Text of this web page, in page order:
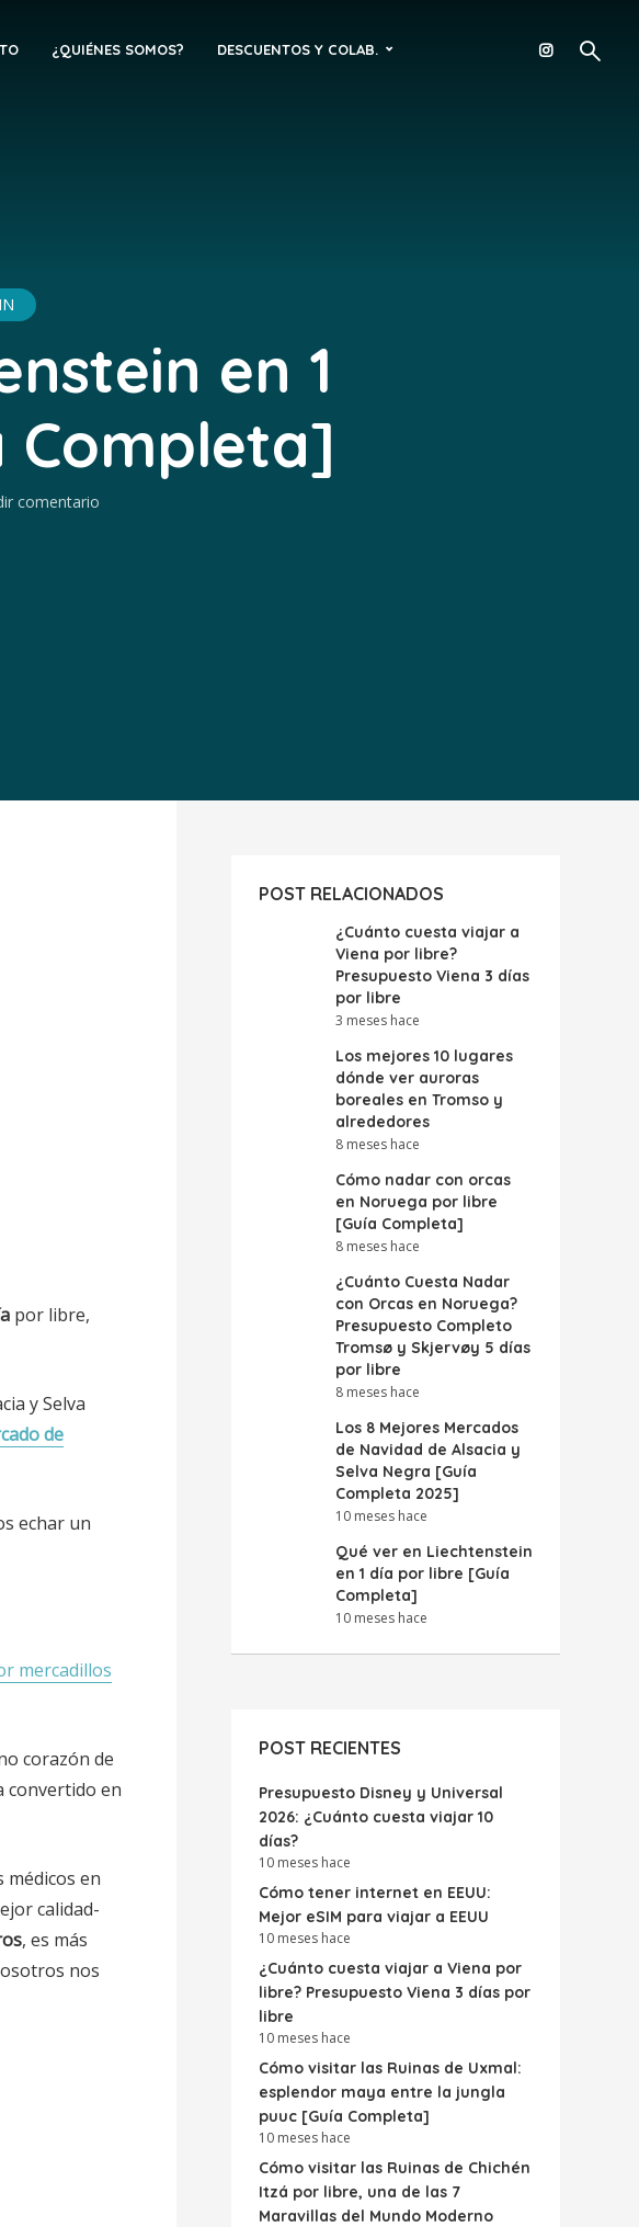
¿QUIÉNES SOMOS? DESCUENTOS Y COLAB.
en 1
Completa]
comentario
por libre,
y Selva
de
echar un
mercadillos
corazón de
convertido en
médicos en
calidad-
, es más
nos
POST RELACIONADOS
¿Cuánto cuesta viajar a
Viena por libre?
Presupuesto Viena 3 días
por libre
3 meses hace
Los mejores 10 lugares
dónde ver auroras
boreales en Tromso y
alrededores
8 meses hace
Cómo nadar con orcas
en Noruega por libre
[Guía Completa]
8 meses hace
¿Cuánto Cuesta Nadar
con Orcas en Noruega?
Presupuesto Completo
Tromsø y Skjervøy 5 días
por libre
8 meses hace
Los 8 Mejores Mercados
de Navidad de Alsacia y
Selva Negra [Guía
Completa 2025]
10 meses hace
Qué ver en Liechtenstein
en 1 día por libre [Guía
Completa]
10 meses hace
POST RECIENTES
Presupuesto Disney y Universal
2026: ¿Cuánto cuesta viajar 10
días?
10 meses hace
Cómo tener internet en EEUU:
Mejor eSIM para viajar a EEUU
10 meses hace
¿Cuánto cuesta viajar a Viena por
libre? Presupuesto Viena 3 días por
libre
10 meses hace
Cómo visitar las Ruinas de Uxmal:
esplendor maya entre la jungla
puuc [Guía Completa]
10 meses hace
Cómo visitar las Ruinas de Chichén
Itzá por libre, una de las 7
Maravillas del Mundo Moderno